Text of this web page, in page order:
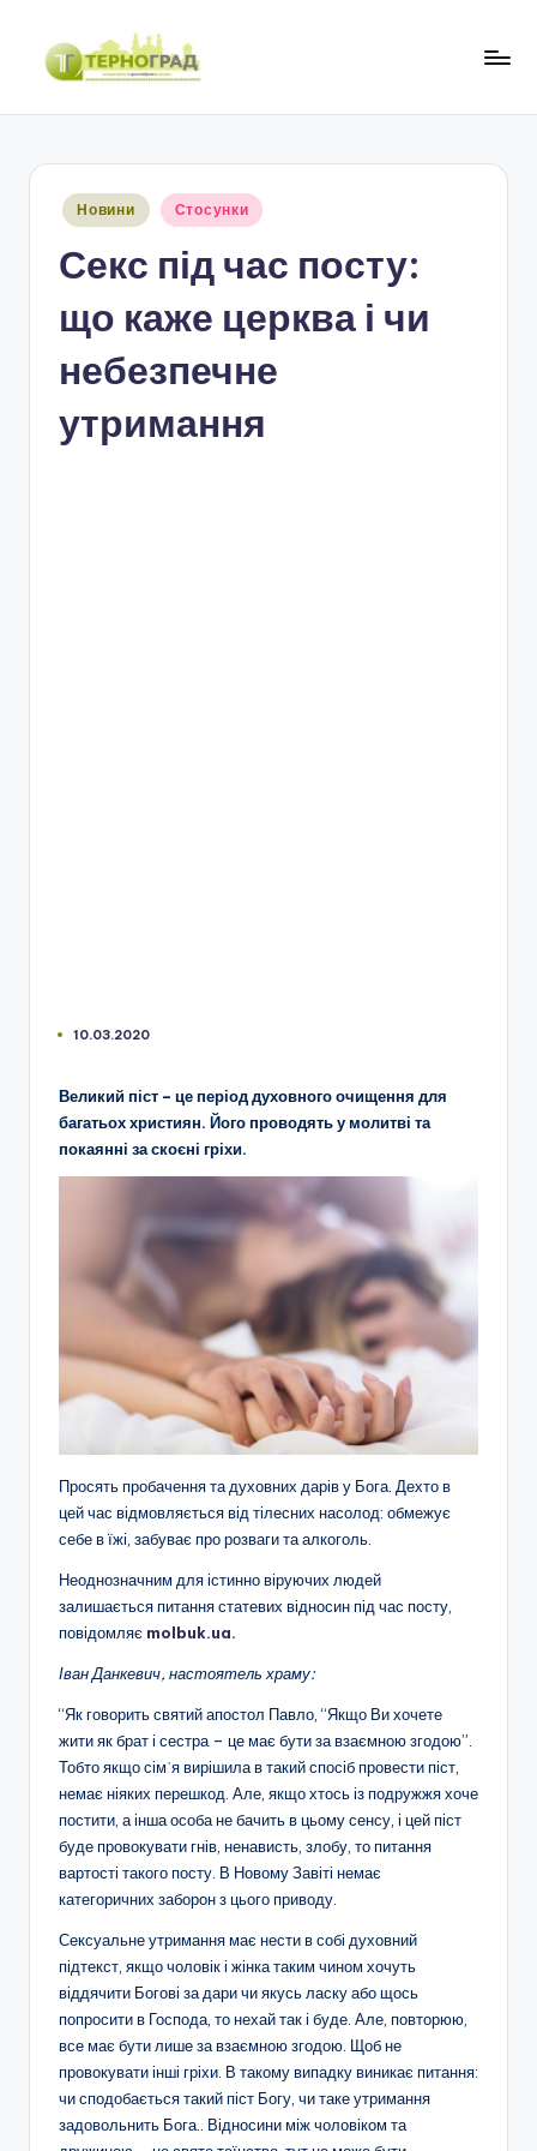
Перейти
Опубліковано
Новини Стосунки
Секс під час посту:
що каже церква і чи
небезпечне
утримання
10.03.2020
Великий піст – це період духовного очищення для
багатьох християн. Його проводять у молитві та
покаянні за скоєні гріхи.
Просять пробачення та духовних дарів у Бога. Дехто в
цей час відмовляється від тілесних насолод: обмежує
себе в їжі, забуває про розваги та алкоголь.
Неоднозначним для істинно віруючих людей
залишається питання статевих відносин під час посту,
повідомляє molbuk.ua.
Іван Данкевич, настоятель храму:
“Як говорить святий апостол Павло, “Якщо Ви хочете
жити як брат і сестра – це має бути за взаємною згодою”.
Тобто якщо сімʾя вирішила в такий спосіб провести піст,
немає ніяких перешкод. Але, якщо хтось із подружжя хоче
постити, а інша особа не бачить в цьому сенсу, і цей піст
буде провокувати гнів, ненависть, злобу, то питання
вартості такого посту. В Новому Завіті немає
категоричних заборон з цього приводу.
Сексуальне утримання має нести в собі духовний
підтекст, якщо чоловік і жінка таким чином хочуть
віддячити Богові за дари чи якусь ласку або щось
попросити в Господа, то нехай так і буде. Але, повторюю,
все має бути лише за взаємною згодою. Щоб не
провокувати інші гріхи. В такому випадку виникає питання:
чи сподобається такий піст Богу, чи таке утримання
задовольнить Бога.. Відносини між чоловіком та